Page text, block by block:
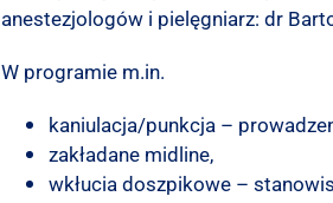
anestezjologów i pielęgniarz: dr
W programie m.in.
kaniulacja/punkcja –
zakładane midline,
wkłucia doszpikowe –